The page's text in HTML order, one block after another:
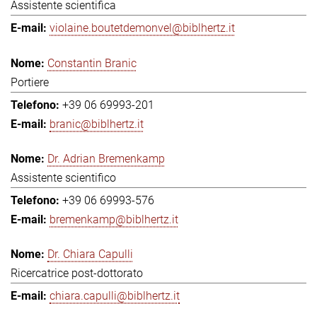
Assistente scientifica
violaine.boutetdemonvel@biblhertz.it
Constantin Branic
Portiere
+39 06 69993-201
branic@biblhertz.it
Dr. Adrian Bremenkamp
Assistente scientifico
+39 06 69993-576
bremenkamp@biblhertz.it
Dr. Chiara Capulli
Ricercatrice post-dottorato
chiara.capulli@biblhertz.it